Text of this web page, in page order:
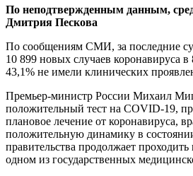
По неподтвержденным данным,
Дмитрия Пескова
По сообщениям СМИ, за последние
10 899 новых случаев коронавируса
43,1% не имели клинических
Премьер-министр России Михаил
положительный тест на COVID-19,
плановое лечение от коронавируса,
положительную динамику в
правительства продолжает
одном из государственных